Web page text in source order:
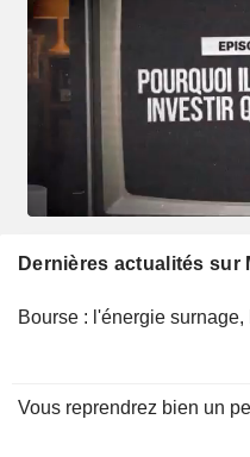
Dernières actualités sur
Bourse : l'énergie
Vous reprendrez bien un